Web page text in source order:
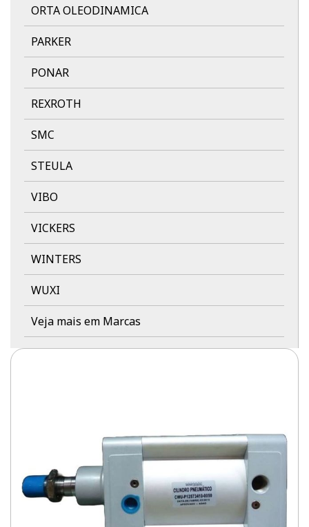
ORTA OLEODINAMICA
PARKER
PONAR
REXROTH
SMC
STEULA
VIBO
VICKERS
WINTERS
WUXI
Veja mais em Marcas